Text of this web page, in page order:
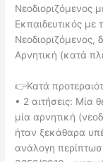
Νεοδιοριζόμενος
Εκπαιδευτικός
Αρνητική (κατά
👉Κατά
• 2 αιτήσεις: Μία
μία αρνητική
ήταν ξεκάθαρα
ανάλογη